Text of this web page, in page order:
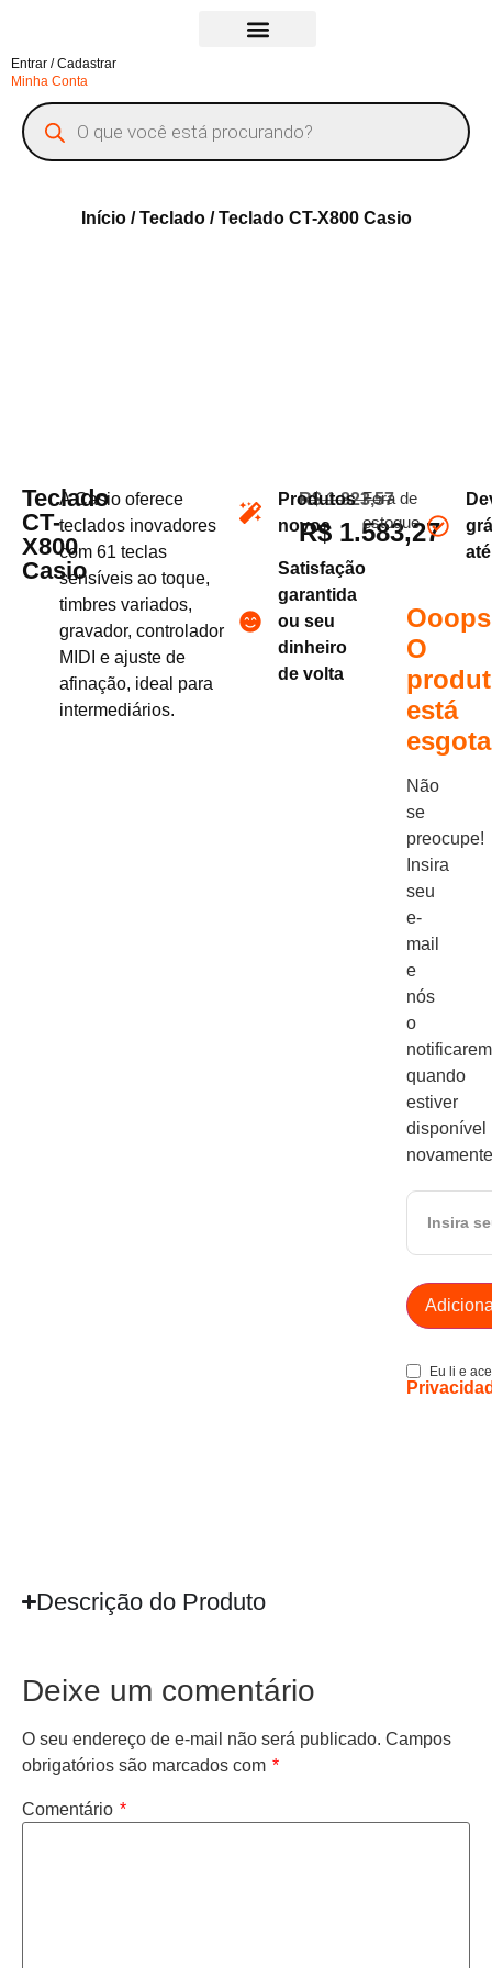
Entrar / Cadastrar
Minha Conta
Início/Teclado/ Teclado CT-X800 Casio
Teclado
CT-
X800
Casio
A Casio oferece
teclados inovadores
com 61 teclas
sensíveis ao toque,
timbres variados,
gravador, controlador
MIDI e ajuste de
afinação, ideal para
intermediários.
Produtos
novos
Satisfação
garantida
ou seu
dinheiro
de volta
R$1.823,57
R$ 1.583,27
Fora de
estoque
O
está
Não
se
preocupe!
Insira
seu
e-
mail
e
nós
o
quando
estiver
disponível
Eu li e
Descrição do Produto
Deixe um comentário
O seu endereço de e-mail não será publicado. Campos
obrigatórios são marcados com *
Comentário *